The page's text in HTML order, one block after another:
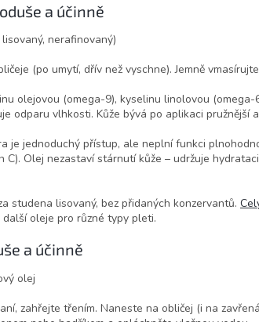
a účinně
nerafinovaný)
(po umytí, dřív než vyschne). Jemně
olejovou (omega-9), kyselinu linolovou (omega-
odparu vlhkosti. Kůže bývá po aplikaci pružnější
je jednoduchý přístup, ale neplní funkci
Olej nezastaví stárnutí kůže – udržuje
studena lisovaný, bez přidaných konzervantů.
oleje pro různé typy pleti.
a účinně
olej
zahřejte třením. Naneste na obličej (i na